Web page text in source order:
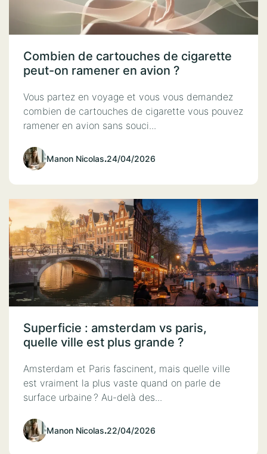
Combien de cartouches de cigarette
peut-on ramener en avion ?
Vous partez en voyage et vous vous demandez
combien de cartouches de cigarette vous pouvez
ramener en avion sans souci...
Manon Nicolas.24/04/2026
Superficie : amsterdam vs paris,
quelle ville est plus grande ?
Amsterdam et Paris fascinent, mais quelle ville
est vraiment la plus vaste quand on parle de
surface urbaine ? Au-delà des...
Manon Nicolas.22/04/2026